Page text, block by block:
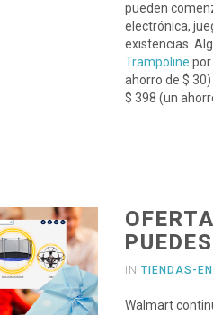
pueden
electrónica,
existencias.
Trampoline por
ahorro de $
$ 398 (un
INTIENDAS-
Walmart